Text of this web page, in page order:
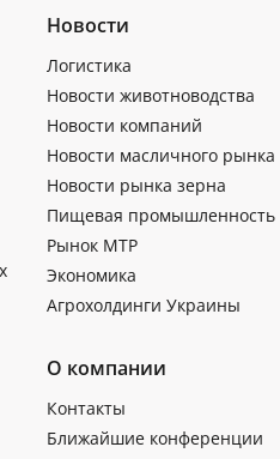
Новости
Логистика
Новости животноводства
Новости компаний
Новости масличного рынка
Новости рынка зерна
Пищевая промышленность
Рынок МТР
Экономика
Агрохолдинги Украины
О компании
Контакты
Ближайшие конференции